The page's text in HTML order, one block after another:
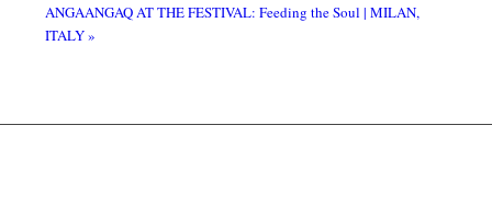
ANGAANGAQ AT THE FESTIVAL: Feeding the Soul | MILAN,
ITALY»